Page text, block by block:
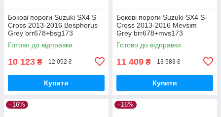
Бокові пороги Suzuki SX4 S-
Cross 2013-2016 Bosphorus
Grey brr678+bsg173
Готово до відправки
10 123 ₴ 12 052 ₴
Купити
Бокові пороги Suzuki SX4 S-
Cross 2013-2016 Mevsim
Grey brr678+mvs173
Готово до відправки
11 409 ₴ 13 583 ₴
Купити
–16% –16%